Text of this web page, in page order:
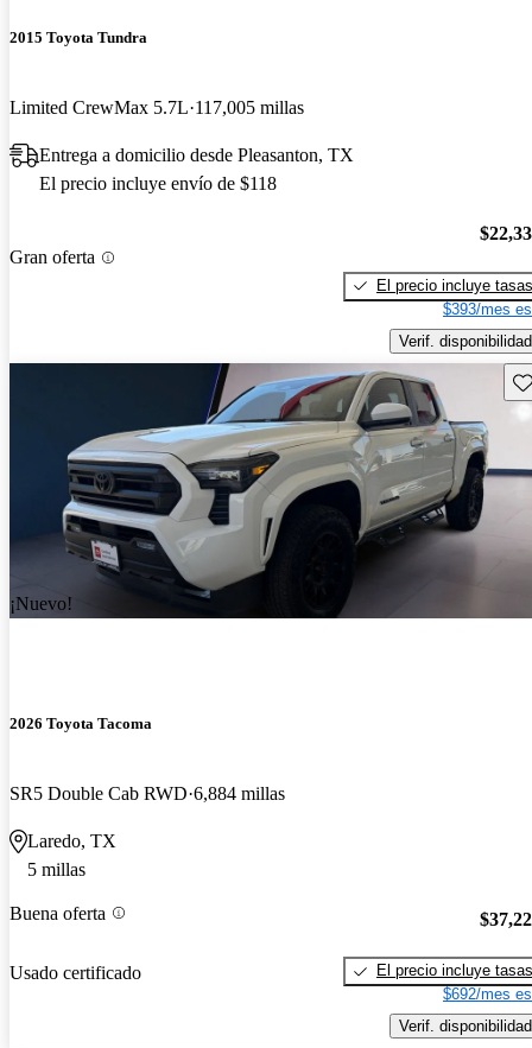
2015 Toyota Tundra
Limited CrewMax 5.7L 117,005 millas
Entrega a domicilio desde Pleasanton, TX
El precio incluye envío de $118
Gran oferta
El precio incluye tasas
$393/mes
Verif. disponibilidad
¡Nuevo!
2026 Toyota Tacoma
SR5 Double Cab RWD 6,884 millas
Laredo, TX
5 millas
Buena oferta
Usado certificado
El precio incluye tasas
$692/mes
Verif. disponibilidad